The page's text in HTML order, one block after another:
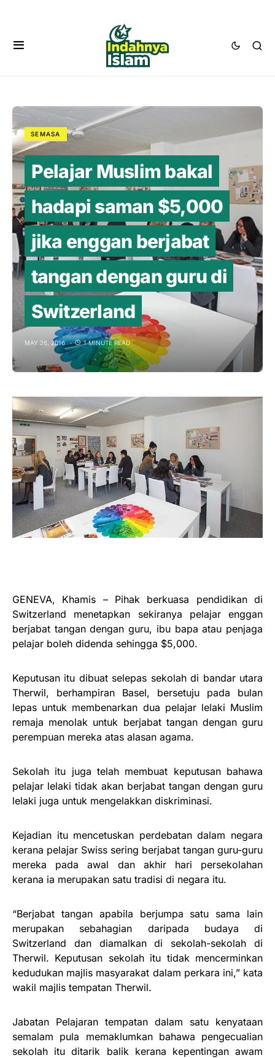
SEMASA
Pelajar Muslim bakal
hadapi saman $5,000
jika enggan berjabat
tangan dengan guru di
Switzerland
MAY 26, 2016 1 MINUTE READ
GENEVA, Khamis – Pihak berkuasa pendidikan di
Switzerland menetapkan sekiranya pelajar enggan
berjabat tangan dengan guru, ibu bapa atau penjaga
pelajar boleh didenda sehingga $5,000.
Keputusan itu dibuat selepas sekolah di bandar utara
Therwil, berhampiran Basel, bersetuju pada bulan
lepas untuk membenarkan dua pelajar lelaki Muslim
remaja menolak untuk berjabat tangan dengan guru
perempuan mereka atas alasan agama.
Sekolah itu juga telah membuat keputusan bahawa
pelajar lelaki tidak akan berjabat tangan dengan guru
lelaki juga untuk mengelakkan diskriminasi.
Kejadian itu mencetuskan perdebatan dalam negara
kerana pelajar Swiss sering berjabat tangan guru-guru
mereka pada awal dan akhir hari persekolahan
kerana ia merupakan satu tradisi di negara itu.
“Berjabat tangan apabila berjumpa satu sama lain
merupakan sebahagian daripada budaya di
Switzerland dan diamalkan di sekolah-sekolah di
Therwil. Keputusan sekolah itu tidak mencerminkan
kedudukan majlis masyarakat dalam perkara ini,” kata
wakil majlis tempatan Therwil.
Jabatan Pelajaran tempatan dalam satu kenyataan
semalam pula memaklumkan bahawa pengecualian
sekolah itu ditarik balik kerana kepentingan awam